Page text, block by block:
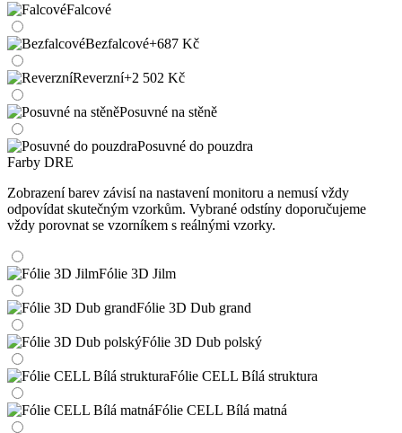
Falcové
Bezfalcové+687 Kč
Reverzní+2 502 Kč
Posuvné na stěně
Posuvné do pouzdra
Farby DRE
Zobrazení barev závisí na nastavení monitoru a nemusí vždy
odpovídat skutečným vzorkům. Vybrané odstíny doporučujeme
vždy porovnat se vzorníkem s reálnými vzorky.
Fólie 3D Jilm
Fólie 3D Dub grand
Fólie 3D Dub polský
Fólie CELL Bílá struktura
Fólie CELL Bílá matná